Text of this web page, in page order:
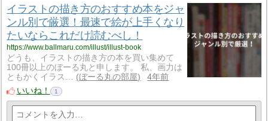
イラストの描き方のおすすめ本をジャ
ンル別で厳選！最速で絵が上手くなり
たいならこれだけ読むべし！
https://www.ballmaru.com/illust/illust-book
どうも、イラストの描き方の本を買い集めて
100冊以上のぼーる丸と申します。 私、画力は
ともかくイラス…
ぼーる丸の部屋
4年前
いいね！
1